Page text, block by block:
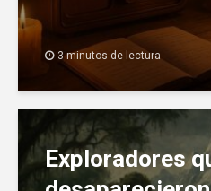
3 minutos de lectura
Exploradores